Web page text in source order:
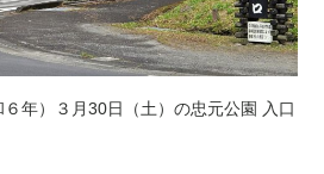
年）３月30日（土）の忠元公園 入口